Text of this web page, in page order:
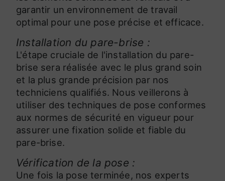
garantir un environnement de travail
optimal pour une pose précise et efficace.
Installation du pare-brise :
L'étape cruciale de l'installation du pare-
brise sera réalisée avec le plus grand soin
et la plus grande précision par nos
techniciens qualifiés. Nous veillerons à
utiliser des techniques de pose conformes
aux normes de sécurité en vigueur pour
assurer une fixation solide et fiable du
pare-brise.
Vérification de la pose :
Une fois la pose terminée, nos experts